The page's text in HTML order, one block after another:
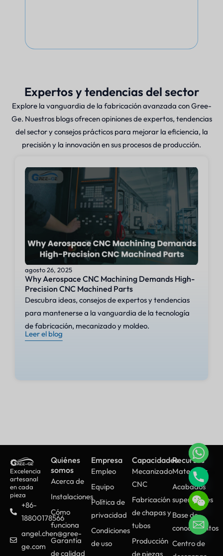
Expertos y tendencias del sector
Explore la vanguardia de la fabricación avanzada con Gree-
Ge. Nuestros blogs ofrecen opiniones de expertos, tendencias
del sector y consejos prácticos para mejorar la eficiencia, la
precisión y la innovación en sus procesos de producción.
agosto 26, 2025
Why Aerospace CNC Machining Demands High-
Precision CNC Machined Parts
Descubra ideas, consejos de expertos y tendencias
para mantenerse a la vanguardia de la tecnología
de fabricación, mecanizado y moldeo.
Leer el blog
Excelencia
artesanal
en cada
pieza
+86-
18800178566
angel.chen@gree-
ge.com
Quiénes
somos
Acerca de
Instalaciones
Cómo
funciona
Garantía
de calidad
Empresa
Empleo
Equipo
Política de
privacidad
Condiciones
de uso
Capacidades
Mecanizado
CNC
Fabricación
de chapas y
tubos
Producción
de piezas
Recursos
Materiales
Acabados
superficiales
Base de
conocimientos
Centro de